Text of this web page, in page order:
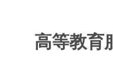
高等教育